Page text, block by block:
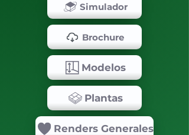
Simulador
Brochure
Modelos
Plantas
Renders Generales